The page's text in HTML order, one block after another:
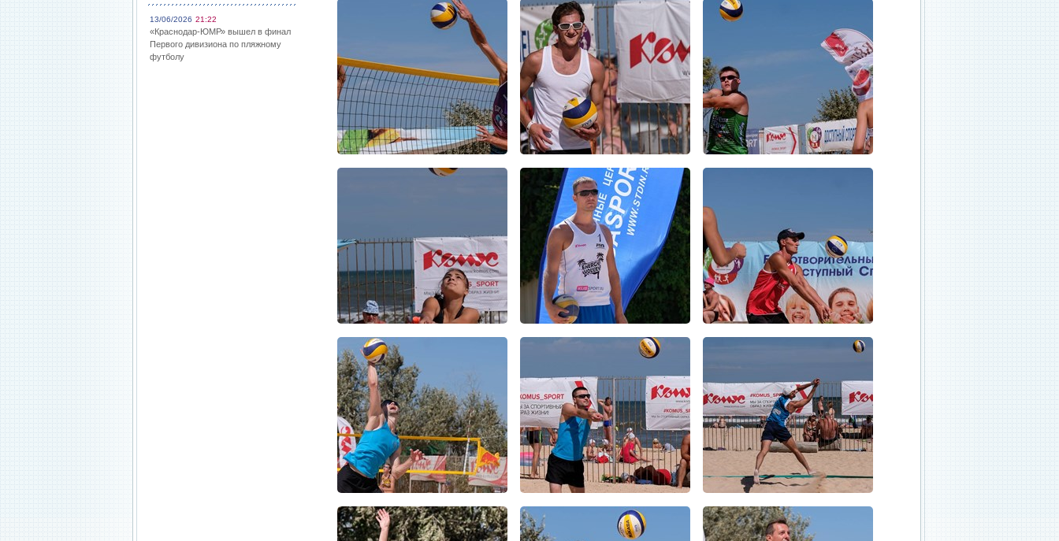
13/06/2026 21:22
«Краснодар-ЮМР» вышел в финал
Первого дивизиона по пляжному
футболу